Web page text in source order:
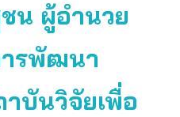
น ผู้อำนวย
รพัฒนา
บันวิจัยเพื่อ